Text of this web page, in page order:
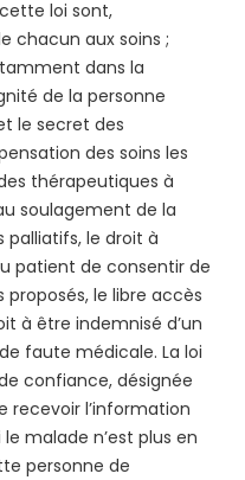
loi sont,
chacun aux soins ;
dans la
de la personne
le secret des
des soins les
thérapeutiques à
soulagement de la
palliatifs, le droit à
patient de consentir de
le libre accès
à être indemnisé d’un
faute médicale. La loi
confiance, désignée
recevoir l’information
malade n’est plus en
personne de